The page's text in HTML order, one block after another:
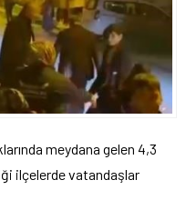
meydana gelen 4,3
ilçelerde vatandaşlar